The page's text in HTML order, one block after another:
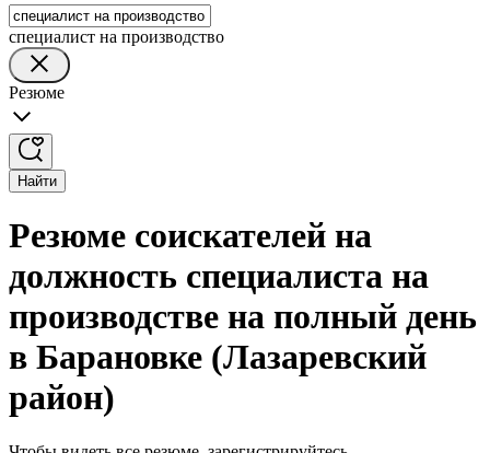
специалист на производство
Резюме
Найти
Резюме соискателей на
должность специалиста на
производстве на полный день
в Барановке (Лазаревский
район)